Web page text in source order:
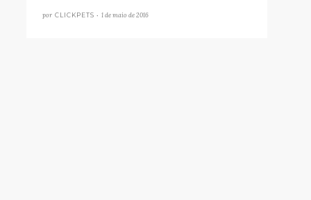
por CLICKPETS • 1 de maio de 2016